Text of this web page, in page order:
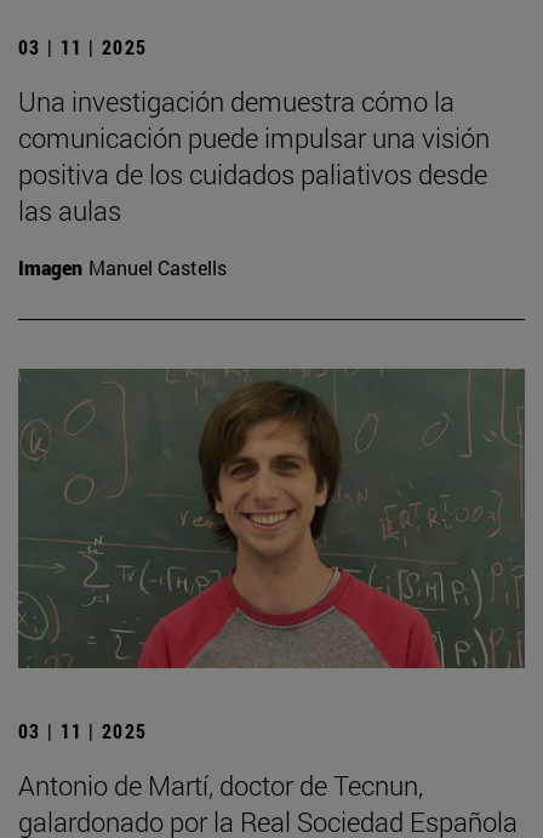
03 | 11 | 2025
Una investigación demuestra cómo la
comunicación puede impulsar una visión
positiva de los cuidados paliativos desde
las aulas
Imagen Manuel Castells
03 | 11 | 2025
Antonio de Martí, doctor de Tecnun,
galardonado por la Real Sociedad Española